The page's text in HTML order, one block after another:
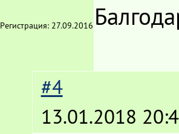
Регистрация: 27.09.2016
#4
13.01.2018